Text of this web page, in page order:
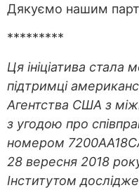
Дякуємо нашим
*********
Ця ініціатива
підтримці
Агентства США з
з угодою про
номером
28 вересня 2018
Інститутом